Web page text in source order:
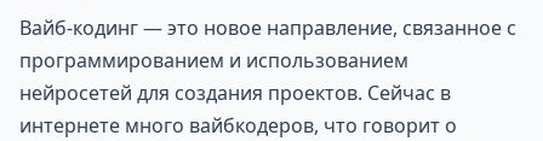
Вайб-кодинг — это новое направление, связанное с
программированием и использованием
нейросетей для создания проектов. Сейчас в
интернете много вайбкодеров, что говорит о